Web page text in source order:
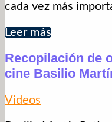
cada vez más
Leer más
Recopilación de
cine Basilio
Videos